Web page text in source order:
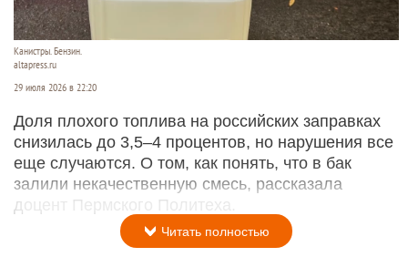
Канистры. Бензин.
altapress.ru
29 июля 2026 в 22:20
Доля плохого топлива на российских заправках
снизилась до 3,5–4 процентов, но нарушения все
еще случаются. О том, как понять, что в бак
залили некачественную смесь, рассказала
доцент Пермского Политеха.
Читать полностью